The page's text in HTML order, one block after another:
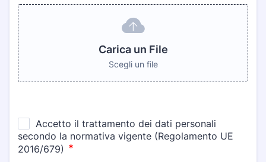
Carica un File
Scegli un file